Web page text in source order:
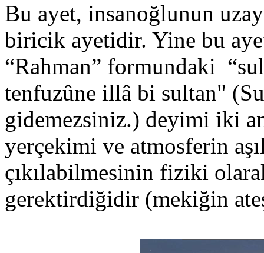
Bu ayet, insanoğlunun
biricik ayetidir. Yine bu
“Rahman” formundaki
tenfuzûne illâ bi sultan"
gidemezsiniz.) deyimi iki
yerçekimi ve atmosferin
çıkılabilmesinin fiziki
gerektirdiğidir (mekiğin